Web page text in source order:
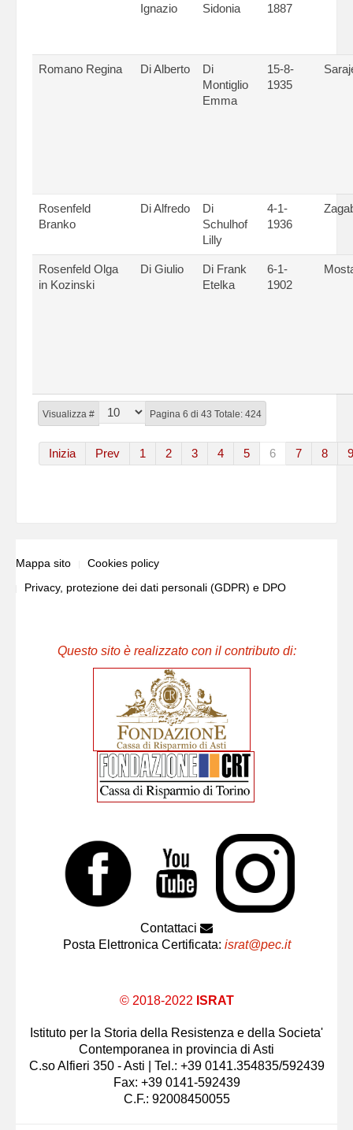
Visualizza # Pagina 6 di 43 Totale: 424
Inizia Prev 1 2 3 4 5 6 7 8 9
Ignazio
Sidonia
1887
Romano Regina Di Alberto
Di
Montiglio
Emma
15-8-
1935
Rosenfeld
Branko
Di Alfredo
Di
Schulhof
Lilly
4-1-
1936
Rosenfeld Olga
in Kozinski
Di Giulio
Di Frank
Etelka
6-1-
1902
Mappa sito
Cookies policy
Privacy, protezione dei dati personali (GDPR) e DPO
Questo sito è realizzato con il contributo di:
Contattaci
Posta Elettronica Certificata: israt@pec.it
© 2018-2022 ISRAT
Istituto per la Storia della Resistenza e della Societa'
Contemporanea in provincia di Asti
C.so Alfieri 350 - Asti | Tel.: +39 0141.354835/592439
Fax: +39 0141-592439
C.F.: 92008450055